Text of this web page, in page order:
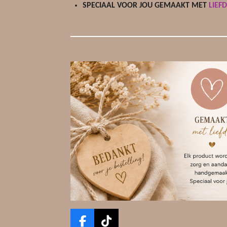
SPECIAAL VOOR JOU GEMAAKT MET